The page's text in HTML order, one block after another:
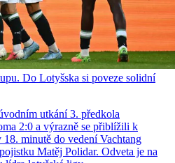
Do Lotyšska si poveze solidní
utkání 3. předkola
2:0 a výrazně se přiblížili k
minutě do vedení Vachtang
Matěj Polidar. Odveta je na